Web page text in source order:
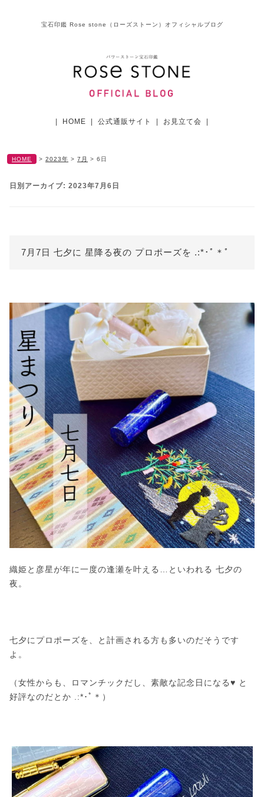
宝石印鑑 Rose stone（ローズストーン）オフィシャルブログ
HOME 公式通販サイト お見立て会
HOME > 2023年 > 7月 > 6日
日別アーカイブ: 2023年7月6日
7月7日 七夕に 星降る夜の プロポーズを .:*･ﾟ＊ﾟ
織姫と彦星が年に一度の逢瀬を叶える…といわれる 七夕の
夜。
七夕にプロポーズを、と計画される方も多いのだそうです
よ。
（女性からも、ロマンチックだし、素敵な記念日になる♥ と
好評なのだとか .:*･ﾟ＊）